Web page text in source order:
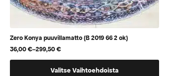
Zero Konya puuvillamatto (B 2019 66 2 ok)
36,00€–299,50€
Hintaluokka:
36,00 €
Valitse Vaihtoehdoista